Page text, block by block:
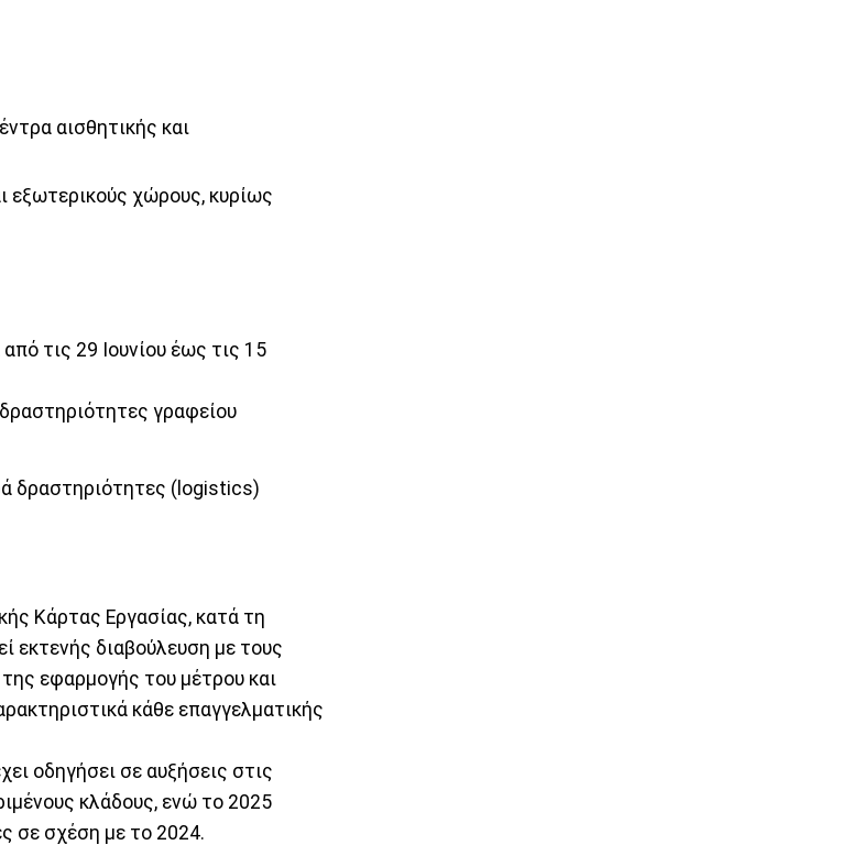
αισθητικής και
εξωτερικούς χώρους, κυρίως
τις 29 Ιουνίου έως τις 15
γραφείου
δραστηριότητες (logistics)
Κάρτας Εργασίας, κατά τη
εκτενής διαβούλευση με τους
εφαρμογής του μέτρου και
κάθε επαγγελματικής
οδηγήσει σε αυξήσεις στις
κλάδους, ενώ το 2025
σε σχέση με το 2024.